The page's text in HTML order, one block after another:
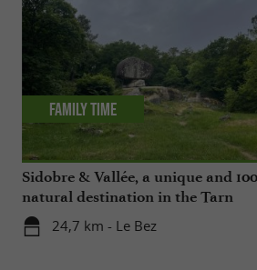
Sidobre & Vallée, a unique and
natural destination in the Tarn
24,7 km - Le Bez
Family time